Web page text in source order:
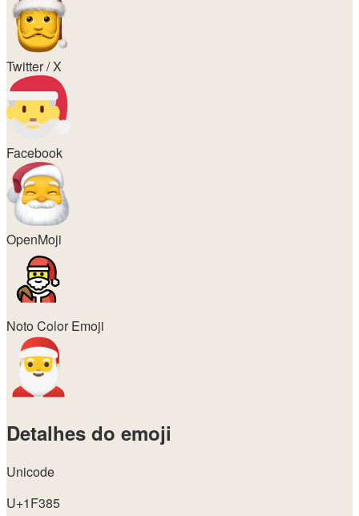
Twitter / X
Facebook
OpenMoji
Noto Color Emoji
Detalhes do emoji
Unicode
U+1F385